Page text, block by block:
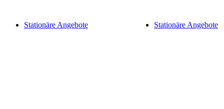
Stationäre Angebote Stationäre Angebote